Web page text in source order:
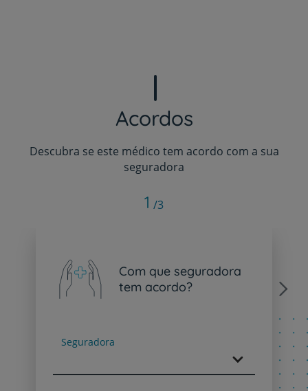
Acordos
Descubra se este médico tem acordo com a sua
seguradora
Com que seguradora
tem acordo?
Seguradora
Next
1 /3